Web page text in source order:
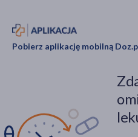
Pobierz aplikację mobilną